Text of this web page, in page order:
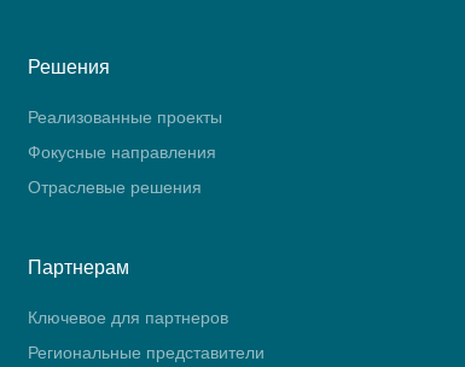
Решения
Реализованные проекты
Фокусные направления
Отраслевые решения
Партнерам
Ключевое для партнеров
Региональные представители